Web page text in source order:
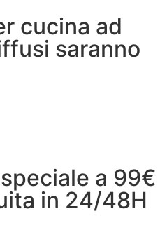
cucina ad
saranno
a 99€
in 24/48H